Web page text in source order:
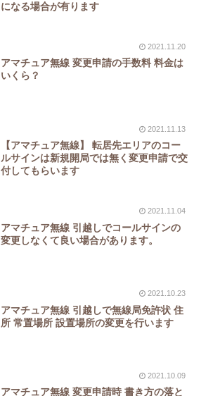
になる場合が有ります
2021.11.20
アマチュア無線 変更申請の手数料 料金は
いくら？
2021.11.13
【アマチュア無線】 転居先エリアのコー
ルサインは新規開局では無く変更申請で交
付してもらいます
2021.11.04
アマチュア無線 引越しでコールサインの
変更しなくて良い場合があります。
2021.10.23
アマチュア無線 引越しで無線局免許状 住
所 常置場所 設置場所の変更を行います
2021.10.09
アマチュア無線 変更申請時 書き方の落と